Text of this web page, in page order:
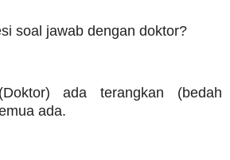
soal jawab dengan doktor?
ada terangkan (bedah
ada.